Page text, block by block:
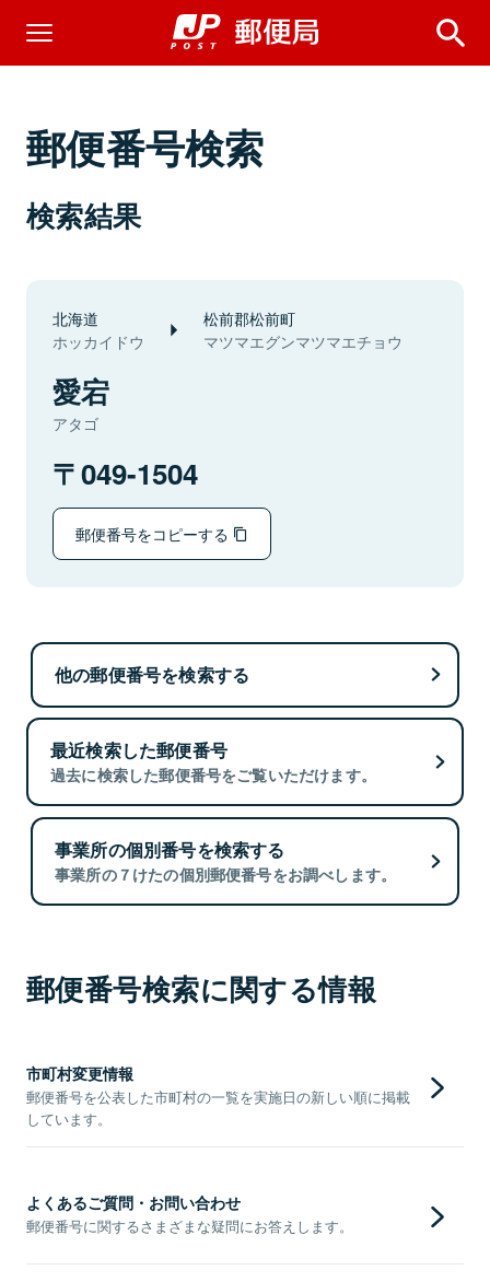
郵便番号検索
検索結果
北海道
ホッカイドウ
松前郡松前町
マツマエグンマツマエチョウ
愛宕
アタゴ
049-1504
郵便番号をコピーする
他の郵便番号を検索する
最近検索した郵便番号
過去に検索した郵便番号をご覧いただけます。
事業所の個別番号を検索する
事業所の７けたの個別郵便番号をお調べします。
郵便番号検索に関する情報
市町村変更情報
郵便番号を公表した市町村の一覧を実施日の新しい順に掲載
しています。
よくあるご質問・お問い合わせ
郵便番号に関するさまざまな疑問にお答えします。